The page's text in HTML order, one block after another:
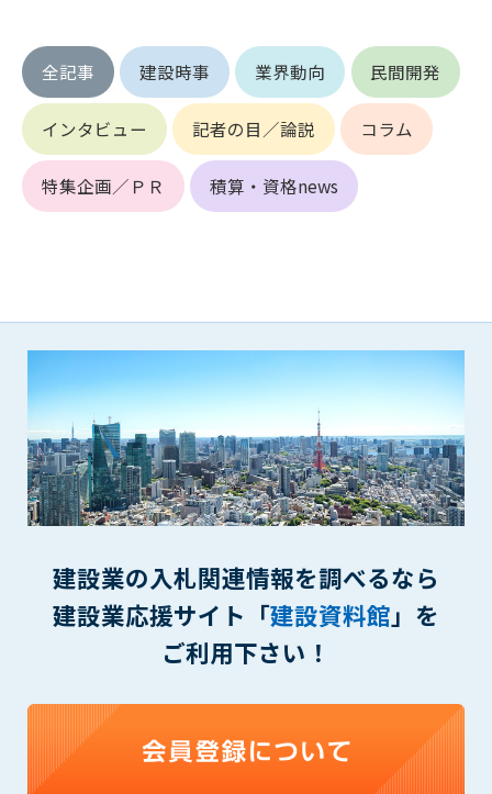
全記事 建設時事 業界動向 民間開発
インタビュー 記者の目／論説 コラム
特集企画／ＰＲ 積算・資格news
建設業の入札関連情報を調べるなら
建設業応援サイト「建設資料館」を
ご利用下さい！
3. 会員は、IDおよびパスワードの管理不十分、使用上の過誤、
第三者（他の会員を含む）の使用等による損害について責任
を負うものとし、管理者は一切責任を負いません。
第6条（会員の禁止事項）
1. 会員は建設資料館WEB上で以下の行為をしないものとしま
(3) 第三者または管理者を誹謗中傷する行為
(4) 有害なコンピュータプログラム等を送信又は書き込む行為
(5) 第三者に不利益を与える行為
(6) 管理者が承認していない営利を目的とした行為
(7) 公序良俗に反する行為
(8) 犯罪的行為に結びつく行為
(9) その他、法律に反する行為
(10) 建設資料館から知り得た情報及びダウンロードした情報
を、営利を目的として第三者に転売し、または転売のため
第7条（登録内容の削除）
管理者は、会員が登録した内容が以下に該当する、またはその
恐れのあるものは、会員の承諾なく削除できるものとします。
と管理者が、判断した場合
(2) 建設資料館の運営および保守管理上、必要と判断した場合
(3) 広告掲載料金の支払が遅延した場合
(4) その他、管理者が不適当と判断した場合